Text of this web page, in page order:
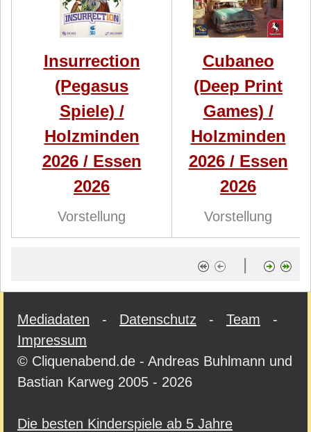
Insurrection
(Pegasus
Spiele) /
Holzminden
2026 / Essen
2026
Vorstellung
Cubaneo
(Deep Print
Games) /
Holzminden
2026 / Essen
2026
Vorstellung
|
Mediadaten - Datenschutz - Team -
Impressum
© Cliquenabend.de - Andreas Buhlmann und
Bastian Karweg 2005 - 2026
Die besten Kinderspiele ab 5 Jahre